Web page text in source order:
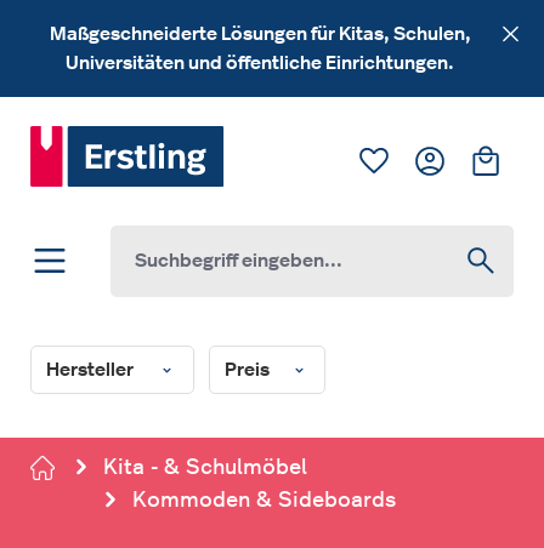
Zum Hauptinhalt springen
Maßgeschneiderte Lösungen für Kitas, Schulen,
Universitäten und öffentliche Einrichtungen.
Du hast 0
Hersteller Preis
Kita - & Schulmöbel
Kommoden & Sideboards